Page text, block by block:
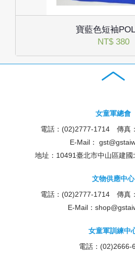
寶藍色短袖
NT$ 380
女童軍總會
電話：(02)2777-1714 傳真
E-Mail：
地址：10491臺北市中山區建
文物供應中心
電話：(02)2777-1714 傳真
E-Mail：
女童軍訓練中
電話：(02)2666-